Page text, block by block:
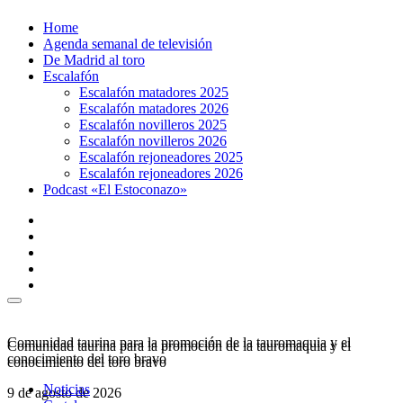
contenido
Home
Agenda semanal de televisión
De Madrid al toro
Escalafón
Escalafón matadores 2025
Escalafón matadores 2026
Escalafón novilleros 2025
Escalafón novilleros 2026
Escalafón rejoneadores 2025
Escalafón rejoneadores 2026
Podcast «El Estoconazo»
Comunidad taurina para la promoción de la tauromaquia y el
conocimiento del toro bravo
9 de agosto de 2026
Comunidad taurina para la promoción de la tauromaquia y el
conocimiento del toro bravo
Noticias